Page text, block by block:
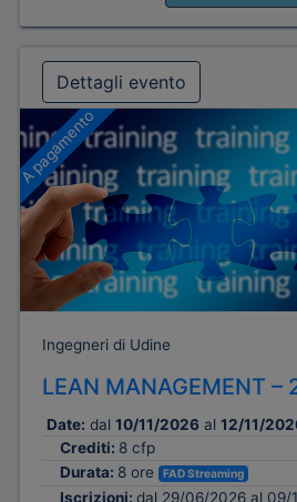
Dettagli evento
A pagamento
Ingegneri di Udine
LEAN MANAGEMENT –
Date: dal 10/11/2026 al 12/11/
Crediti: 8 cfp
Durata: 8 ore FAD Streaming
Iscrizioni: dal 29/06/2026 al 09/